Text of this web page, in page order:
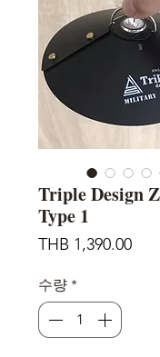
Triple Design
Type 1
THB 1,390.00가
수량 *